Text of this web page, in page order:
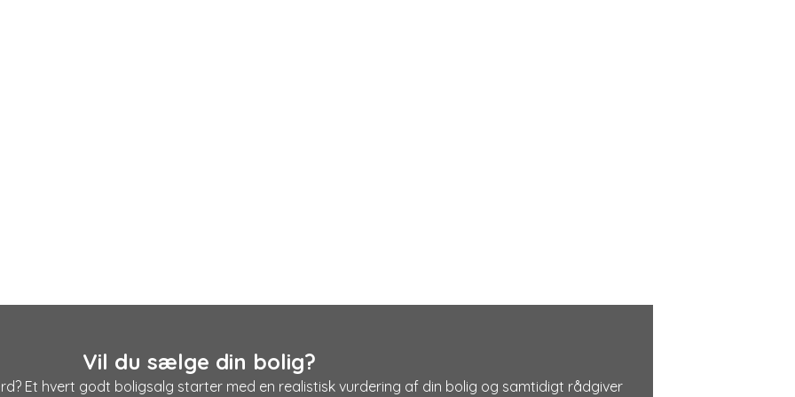
Vil du sælge din bolig?
Et hvert godt boligsalg starter med en realistisk vurdering af din bolig og samtidigt rådgiver